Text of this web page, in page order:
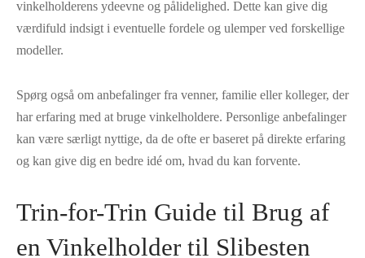
vinkelholderens ydeevne og pålidelighed. Dette kan give dig
værdifuld indsigt i eventuelle fordele og ulemper ved forskellige
modeller.
Spørg også om anbefalinger fra venner, familie eller kolleger, der
har erfaring med at bruge vinkelholdere. Personlige anbefalinger
kan være særligt nyttige, da de ofte er baseret på direkte erfaring
og kan give dig en bedre idé om, hvad du kan forvente.
Trin-for-Trin Guide til Brug af
en Vinkelholder til Slibesten